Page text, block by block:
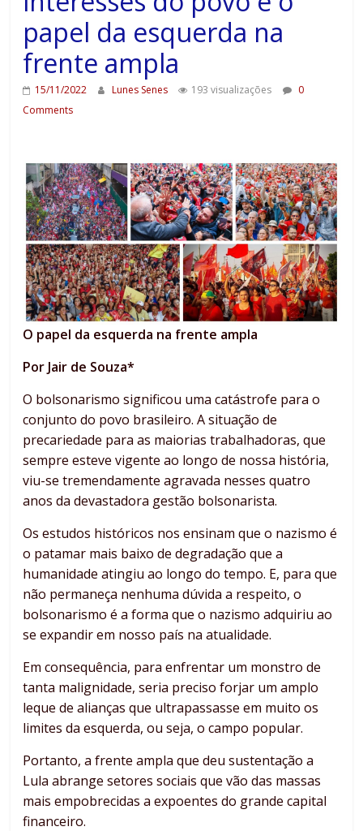
papel da esquerda na
frente ampla
15/11/2022 Lunes Senes 193 visualizações
0
Comments
O papel da esquerda na frente ampla
Por Jair de Souza*
O bolsonarismo significou uma catástrofe para o
conjunto do povo brasileiro. A situação de
precariedade para as maiorias trabalhadoras, que
sempre esteve vigente ao longo de nossa história,
viu-se tremendamente agravada nesses quatro
anos da devastadora gestão bolsonarista.
Os estudos históricos nos ensinam que o nazismo é
o patamar mais baixo de degradação que a
humanidade atingiu ao longo do tempo. E, para que
não permaneça nenhuma dúvida a respeito, o
bolsonarismo é a forma que o nazismo adquiriu ao
se expandir em nosso país na atualidade.
Em consequência, para enfrentar um monstro de
tanta malignidade, seria preciso forjar um amplo
leque de alianças que ultrapassasse em muito os
limites da esquerda, ou seja, o campo popular.
Portanto, a frente ampla que deu sustentação a
Lula abrange setores sociais que vão das massas
mais empobrecidas a expoentes do grande capital
financeiro.